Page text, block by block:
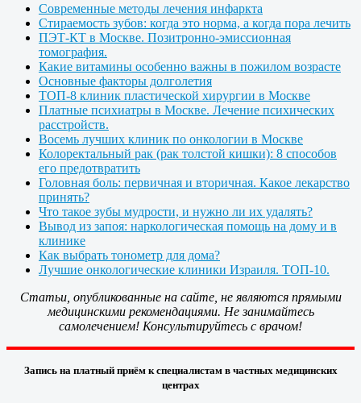
Современные методы лечения инфаркта
Стираемость зубов: когда это норма, а когда пора лечить
ПЭТ-КТ в Москве. Позитронно-эмиссионная
томография.
Какие витамины особенно важны в пожилом возрасте
Основные факторы долголетия
ТОП-8 клиник пластической хирургии в Москве
Платные психиатры в Москве. Лечение психических
расстройств.
Восемь лучших клиник по онкологии в Москве
Колоректальный рак (рак толстой кишки): 8 способов
его предотвратить
Головная боль: первичная и вторичная. Какое лекарство
принять?
Что такое зубы мудрости, и нужно ли их удалять?
Вывод из запоя: наркологическая помощь на дому и в
клинике
Как выбрать тонометр для дома?
Лучшие онкологические клиники Израиля. ТОП-10.
Статьи, опубликованные на сайте, не являются прямыми
медицинскими рекомендациями. Не занимайтесь
самолечением! Консультируйтесь с врачом!
Запись на платный приём к специалистам в частных медицинских
центрах